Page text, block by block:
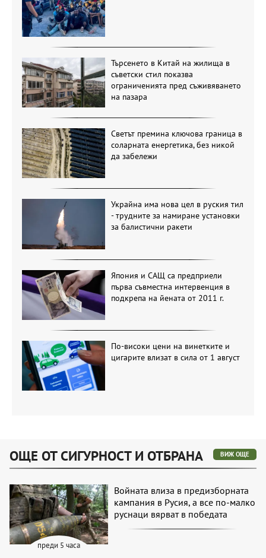
Търсенето в Китай на жилища в
съветски стил показва
ограниченията пред съживяването
на пазара
Светът премина ключова граница в
соларната енергетика, без никой
да забележи
Украйна има нова цел в руския тил
- трудните за намиране установки
за балистични ракети
Япония и САЩ са предприели
първа съвместна интервенция в
подкрепа на йената от 2011 г.
По-високи цени на винетките и
цигарите влизат в сила от 1 август
ОЩЕ ОТ СИГУРНОСТ И ОТБРАНА ВИЖ ОЩЕ
преди 5 часа
Войната влиза в предизборната
кампания в Русия, а все по-малко
руснаци вярват в победата